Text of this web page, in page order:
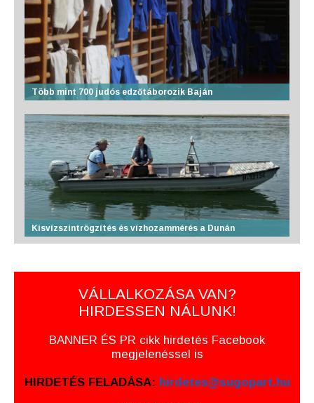
Több mint 700 judós edzőtáborozik Baján
Kisvízszintrögzítés és vízhozammérés a Dunán
VÁLLALKOZÁSA VAN?
HIRDESSEN NÁLUNK!
BANNER ÉS PR cikk hirdetés Facebook
megjelenéssel is
HIRDETÉS FELADÁSA: hirdetes@sugopart.hu